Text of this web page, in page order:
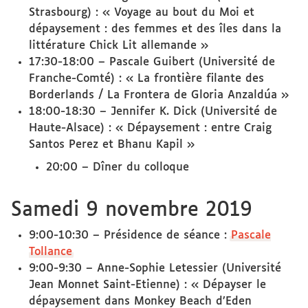
Strasbourg) : « Voyage au bout du Moi et
dépaysement : des femmes et des îles dans la
littérature Chick Lit allemande »
17:30-18:00 – Pascale Guibert (Université de
Franche-Comté) : « La frontière filante des
Borderlands / La Frontera de Gloria Anzaldúa »
18:00-18:30 – Jennifer K. Dick (Université de
Haute-Alsace) : « Dépaysement : entre Craig
Santos Perez et Bhanu Kapil »
20:00 – Dîner du colloque
Samedi 9 novembre 2019
9:00-10:30 – Présidence de séance : Pascale
Tollance
9:00-9:30 – Anne-Sophie Letessier (Université
Jean Monnet Saint-Etienne) : « Dépayser le
dépaysement dans Monkey Beach d’Eden